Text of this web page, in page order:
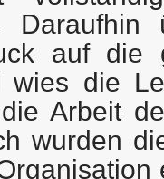
auf die
die
Arbeit
wurden